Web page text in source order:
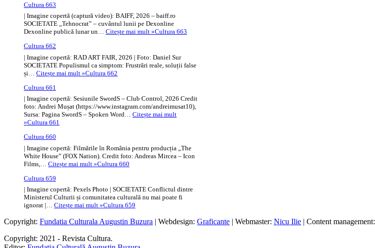
Cultura 663
| Imagine copertă (captură video): BAIFF, 2026 – baiff.ro
SOCIETATE „Tehnocrat” – cuvântul lunii pe Dexonline
Dexonline publică lunar un… Citește mai mult »Cultura 663
Cultura 662
| Imagine copertă: RAD ART FAIR, 2026 | Foto: Daniel Sur
SOCIETATE Populismul ca simptom: Frustrări reale, soluții false
și… Citește mai mult »Cultura 662
Cultura 661
| Imagine copertă: Sesiunile SwordS – Club Control, 2026 Credit
foto: Andrei Mușat (https://www.instagram.com/andreimusat10),
Sursa: Pagina SwordS – Spoken Word… Citește mai mult
»Cultura 661
Cultura 660
| Imagine copertă: Filmările în România pentru producția „The
White House” (FOX Nation). Credit foto: Andreas Mircea – Icon
Films,… Citește mai mult »Cultura 660
Cultura 659
| Imagine copertă: Pexels Photo | SOCIETATE Conflictul dintre
Ministerul Culturii și comunitatea culturală nu mai poate fi
ignorat |… Citește mai mult »Cultura 659
Copyright: Fundatia Culturala Augustin Buzura | Webdesign: Graficante | Webmaster: Nicu Ilie | Content management:
Copyright: 2021 - Revista Cultura.